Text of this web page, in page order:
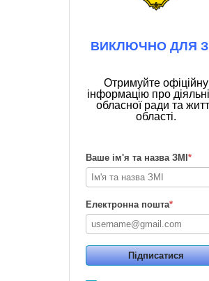
ВИКЛЮЧНО ДЛЯ
Отримуйте офіційну
інформацію про
обласної ради та
області.
Ваше ім'я та назва ЗМІ *
Електронна пошта*
Підписатися